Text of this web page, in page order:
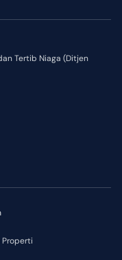
Tertib Niaga (Ditjen
Properti